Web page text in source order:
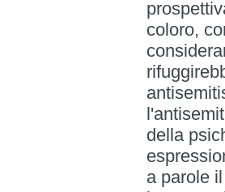
coloro,
della
a parole